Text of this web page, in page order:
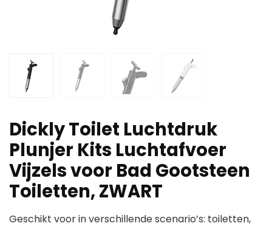
Dickly Toilet Luchtdruk
Plunjer Kits Luchtafvoer
Vijzels voor Bad Gootsteen
Toiletten, ZWART
Geschikt voor in verschillende scenario’s: toiletten,